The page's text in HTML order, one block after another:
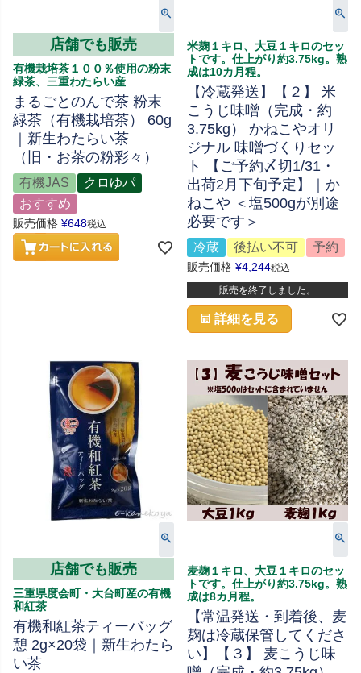
店舗でも販売
有機栽培茶１００％使用の粉末
緑茶、三重わたらい産
まるごとのんで茶 粉末
緑茶（有機栽培茶） 60g
｜新生わたらい茶
（旧・お茶の粉彩々）
有機JAS
クロゆパ
おすすめ
販売価格 ¥648税込
米麹１キロ、大豆１キロのセッ
トです。仕上がり約3.75kg。熟
成は10カ月程。
【冷蔵発送】【２】 米
こうじ味噌（完成・約
3.75kg） かねこやオリ
ジナル 味噌づくりセッ
ト 【ご予約〆切1/31・
出荷2月下旬予定】｜か
ねこや ＜塩500gが別途
必要です＞
冷蔵 後払い不可 予約
販売価格 ¥4,244税込
販売を終了しました。
詳細を見る
店舗でも販売
三重県度会町・大台町産の有機
和紅茶
有機和紅茶ティーバッグ
憩 2g×20袋｜新生わたら
い茶
麦麹１キロ、大豆１キロのセッ
トです。仕上がり約3.75kg。熟
成は8カ月程。
【常温発送・到着後、麦
麹は冷蔵保管してくださ
い】【３】 麦こうじ味